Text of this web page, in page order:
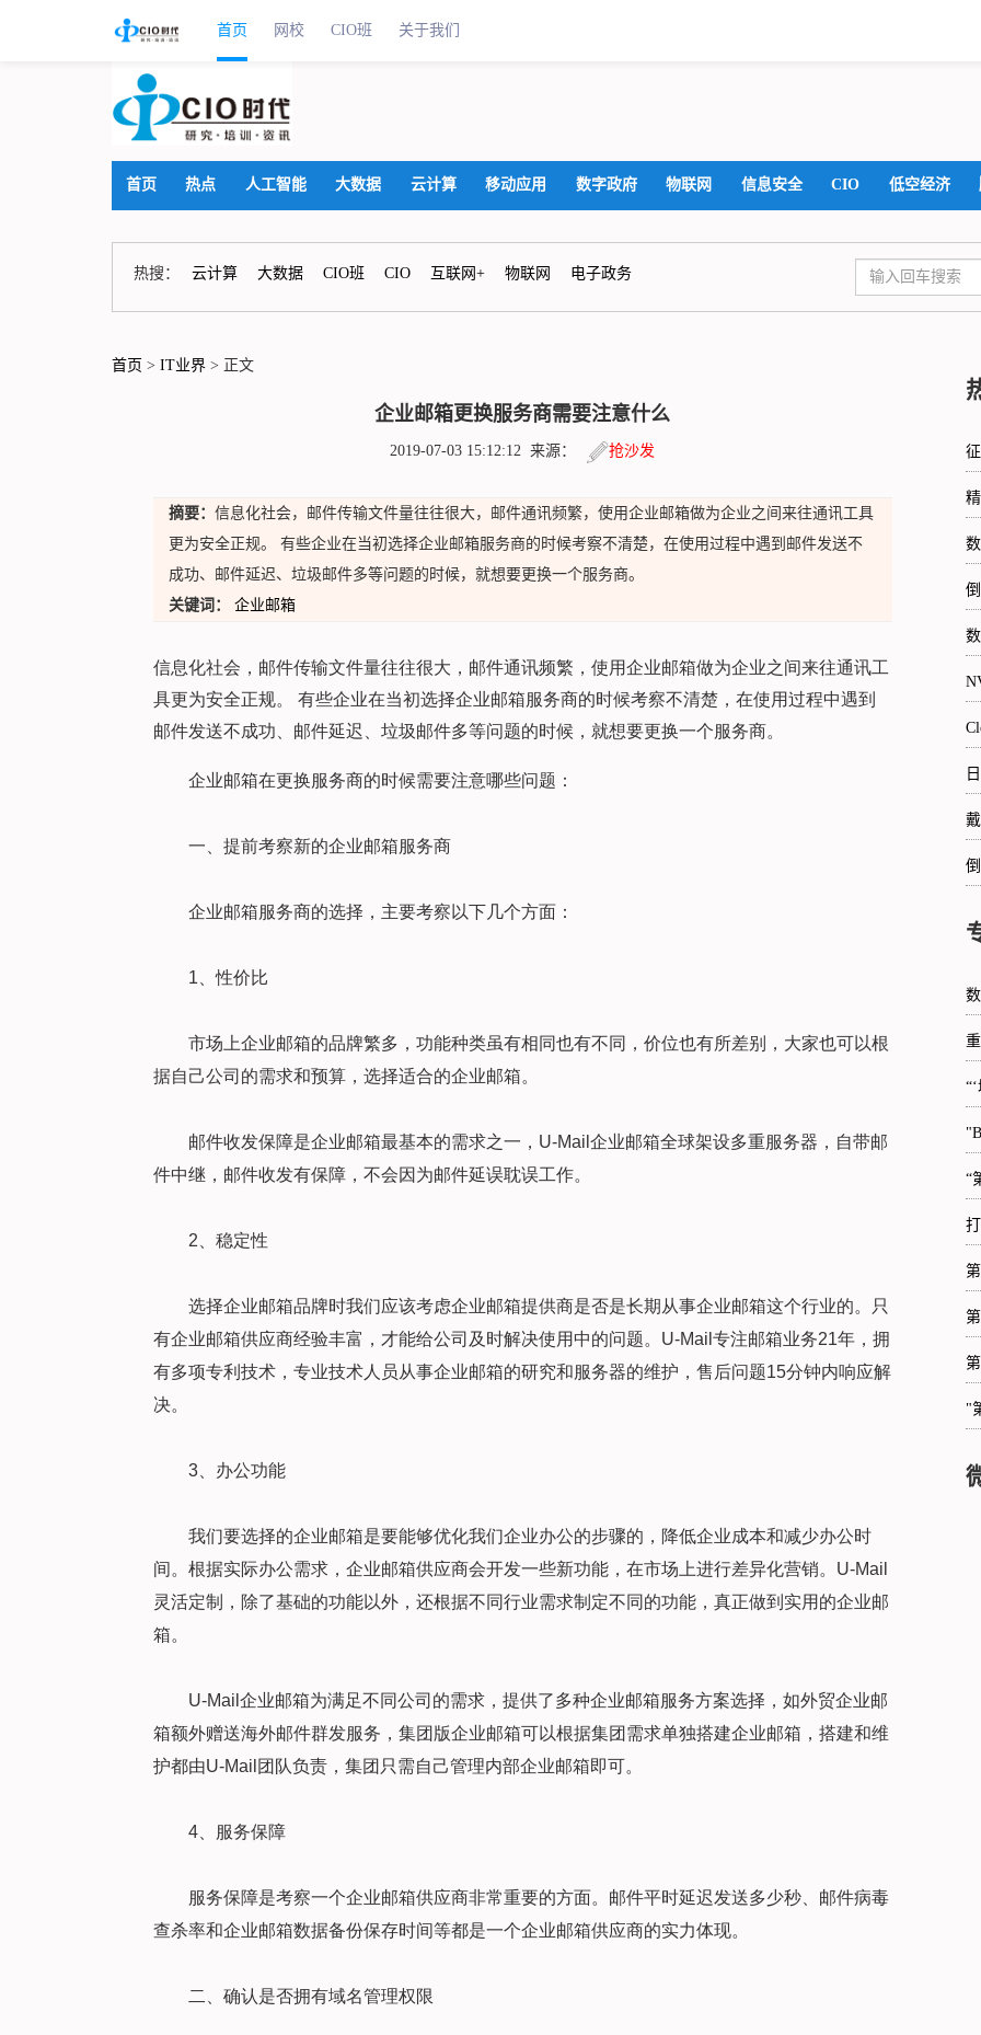
首页 网校 CIO班 关于我们
首页 热点 人工智能 大数据 云计算 移动应用 数字政府 物联网 信息安全 CIO 低空经济
热搜： 云计算 大数据 CIO班 CIO 互联网+ 物联网 电子政务
首页 > IT业界 > 正文
企业邮箱更换服务商需要注意什么
2019-07-03 15:12:12 来源： 抢沙发
摘要： 信息化社会，邮件传输文件量往往很大，邮件通讯频繁，使用企业邮箱做为企业之间来往通讯工具
更为安全正规。 有些企业在当初选择企业邮箱服务商的时候考察不清楚，在使用过程中遇到邮件发送不
成功、邮件延迟、垃圾邮件多等问题的时候，就想要更换一个服务商。
关键词：
企业邮箱
信息化社会，邮件传输文件量往往很大，邮件通讯频繁，使用企业邮箱做为企业之间来往通讯工
具更为安全正规。 有些企业在当初选择企业邮箱服务商的时候考察不清楚，在使用过程中遇到
邮件发送不成功、邮件延迟、垃圾邮件多等问题的时候，就想要更换一个服务商。
企业邮箱在更换服务商的时候需要注意哪些问题：
一、提前考察新的企业邮箱服务商
企业邮箱服务商的选择，主要考察以下几个方面：
1、性价比
市场上企业邮箱的品牌繁多，功能种类虽有相同也有不同，价位也有所差别，大家也可以根
据自己公司的需求和预算，选择适合的企业邮箱。
邮件收发保障是企业邮箱最基本的需求之一，U-Mail企业邮箱全球架设多重服务器，自带邮
件中继，邮件收发有保障，不会因为邮件延误耽误工作。
2、稳定性
选择企业邮箱品牌时我们应该考虑企业邮箱提供商是否是长期从事企业邮箱这个行业的。只
有企业邮箱供应商经验丰富，才能给公司及时解决使用中的问题。U-Mail专注邮箱业务21年，拥
有多项专利技术，专业技术人员从事企业邮箱的研究和服务器的维护，售后问题15分钟内响应解
决。
3、办公功能
我们要选择的企业邮箱是要能够优化我们企业办公的步骤的，降低企业成本和减少办公时
间。根据实际办公需求，企业邮箱供应商会开发一些新功能，在市场上进行差异化营销。U-Mail
灵活定制，除了基础的功能以外，还根据不同行业需求制定不同的功能，真正做到实用的企业邮
箱。
U-Mail企业邮箱为满足不同公司的需求，提供了多种企业邮箱服务方案选择，如外贸企业邮
箱额外赠送海外邮件群发服务，集团版企业邮箱可以根据集团需求单独搭建企业邮箱，搭建和维
护都由U-Mail团队负责，集团只需自己管理内部企业邮箱即可。
4、服务保障
服务保障是考察一个企业邮箱供应商非常重要的方面。邮件平时延迟发送多少秒、邮件病毒
查杀率和企业邮箱数据备份保存时间等都是一个企业邮箱供应商的实力体现。
二、确认是否拥有域名管理权限
“
"